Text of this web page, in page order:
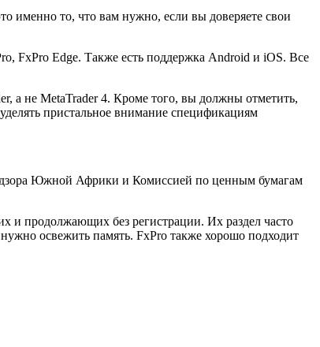
именно то, что вам нужно, если вы доверяете свои
FxPro Edge. Также есть поддержка Android и iOS. Все
а не MetaTrader 4. Кроме того, вы должны отметить,
пристальное внимание спецификациям
Южной Африки и Комиссией по ценным бумагам
и продолжающих без регистрации. Их раздел часто
освежить память. FxPro также хорошо подходит